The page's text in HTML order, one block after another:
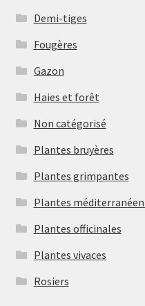
Demi-tiges
Fougères
Gazon
Haies et forêt
Non catégorisé
Plantes bruyères
Plantes grimpantes
Plantes
Plantes officinales
Plantes vivaces
Rosiers